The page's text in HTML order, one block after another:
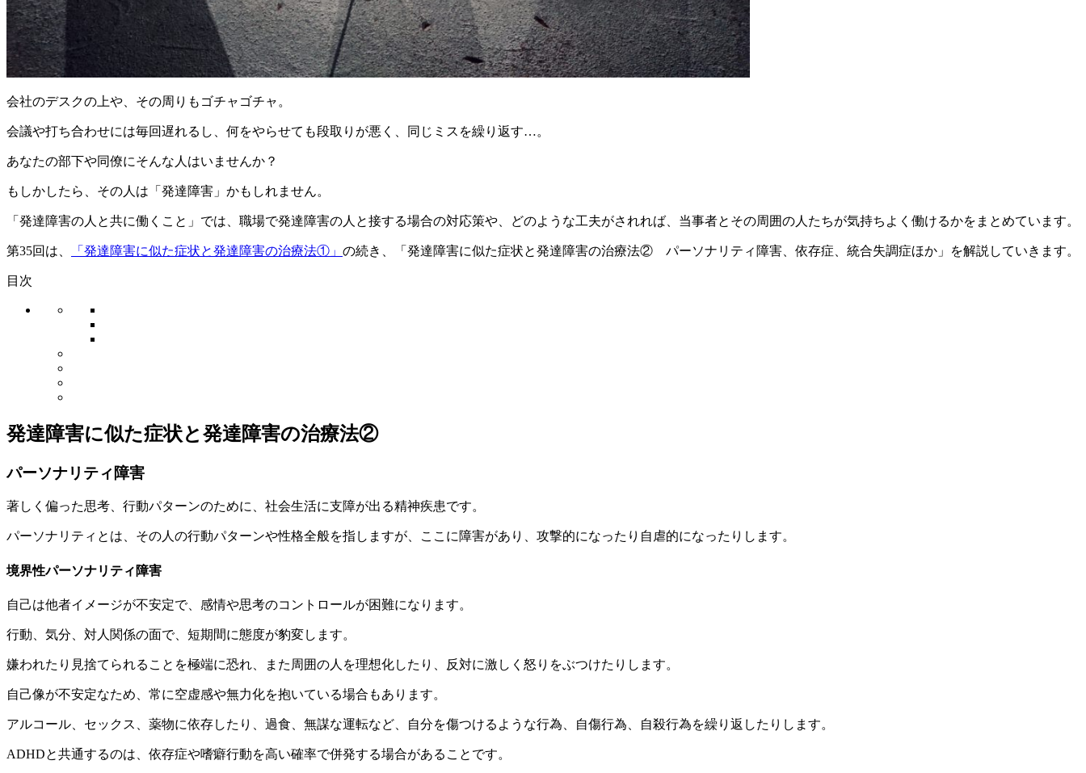
会社のデスクの上や、その周りもゴチャゴチャ。
会議や打ち合わせには毎回遅れるし、何をやらせても段取りが悪く、同じミスを繰り返す…。
あなたの部下や同僚にそんな人はいませんか？
もしかしたら、その人は 「発達障害」 かもしれません。
「発達障害の人と共に働くこと」 では、職場で発達障害の人と接する場合の対応策や、どのような工夫がされれば、当事者とその周囲の人たちが気持ちよく働けるかをまとめています。
第35回は、 「発達障害に似た症状と発達障害の治療法①」 の続き、 「発達障害に似た症状と発達障害の治療法② パーソナリティ障害、依存症、統合失調症ほか」 を解説していきます。
目次
発達障害に似た症状と発達障害の治療法②
パーソナリティ障害
著しく偏った思考、行動パターンのために、社会生活に支障が出る精神疾患です。
パーソナリティとは、その人の行動パターンや性格全般を指しますが、ここに障害があり、攻撃的になったり自虐的になったりします。
境界性パーソナリティ障害
自己は他者イメージが不安定で、感情や思考のコントロールが困難になります。
行動、気分、対人関係の面で、短期間に態度が豹変します。
嫌われたり見捨てられることを極端に恐れ、また周囲の人を理想化したり、反対に激しく怒りをぶつけたりします。
自己像が不安定なため、常に空虚感や無力化を抱いている場合もあります。
アルコール、セックス、薬物に依存したり、過食、無謀な運転など、自分を傷つけるような行為、自傷行為、自殺行為を繰り返したりします。
ADHDと共通するのは、依存症や嗜癖行動を高い確率で併発する場合があることです。